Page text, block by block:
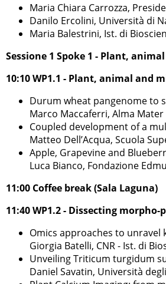
Maria Chiara Carrozza,
Danilo Ercolini, Università di
Maria Balestrini, Ist. di
Sessione 1 Spoke 1 - Plant,
10:10 WP1.1 - Plant, animal and
Durum wheat pangenome to
Marco Maccaferri, Alma
Coupled development of a
Matteo Dell’Acqua, Scuola
Apple, Grapevine and
Luca Bianco, Fondazione
11:00 Coffee break (Sala Laguna)
11:40 WP1.2 - Dissecting
Omics approaches to
Giorgia Batelli, CNR - Ist. di
Unveiling Triticum turgidum
Daniel Savatin, Università